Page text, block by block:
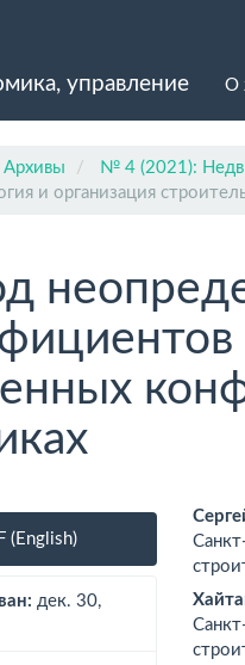
управление О
Архивы
№ 4 (2021):
и организация
(English)
дек. 30,